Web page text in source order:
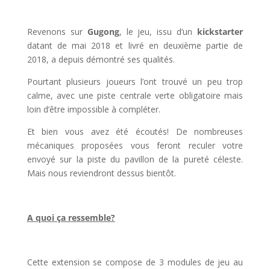
Revenons sur Gugong, le jeu, issu d’un kickstarter
datant de mai 2018 et livré en deuxième partie de
2018, a depuis démontré ses qualités.
Pourtant plusieurs joueurs l’ont trouvé un peu trop
calme, avec une piste centrale verte obligatoire mais
loin d’être impossible à compléter.
Et bien vous avez été écoutés! De nombreuses
mécaniques proposées vous feront reculer votre
envoyé sur la piste du pavillon de la pureté céleste.
Mais nous reviendront dessus bientôt.
A quoi ça ressemble?
Cette extension se compose de 3 modules de jeu au